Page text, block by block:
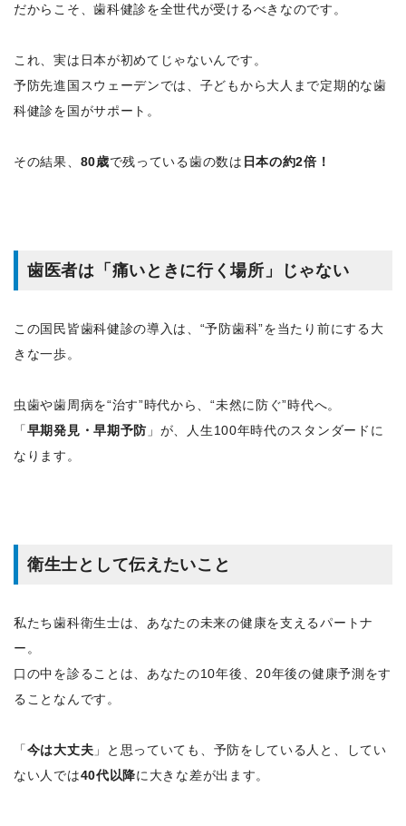
だからこそ、歯科健診を全世代が受けるべきなのです。
これ、実は日本が初めてじゃないんです。
予防先進国スウェーデンでは、子どもから大人まで定期的な歯
科健診を国がサポート。
その結果、 80歳で残っている歯の数は 日本の約2倍！
歯医者は「痛いときに行く場所」じゃない
この国民皆歯科健診の導入は、“予防歯科”を当たり前にする大
きな一歩。
虫歯や歯周病を“治す”時代から、“未然に防ぐ”時代へ。
「早期発見・早期予防 」が、人生100年時代のスタンダードに
なります。
衛生士として伝えたいこと
私たち歯科衛生士は、あなたの未来の健康を支えるパートナ
ー。
口の中を診ることは、あなたの10年後、20年後の健康予測をす
ることなんです。
「今は大丈夫 」と思っていても、予防をしている人と、してい
ない人では40代以降に大きな差が出ます。